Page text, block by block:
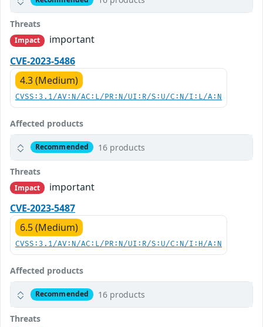
Threats
Impact
important
CVE-2023-5486
4.3 (Medium)
CVSS:3.1/AV:N/AC:L/PR:N/UI:R/S:U/C:N/I:L/A:N
Affected products
Recommended 16 products
Threats
Impact
important
CVE-2023-5487
6.5 (Medium)
CVSS:3.1/AV:N/AC:L/PR:N/UI:R/S:U/C:N/I:H/A:N
Affected products
Recommended 16 products
Threats